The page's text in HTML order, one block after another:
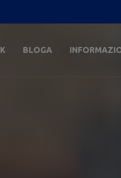
BLOGA